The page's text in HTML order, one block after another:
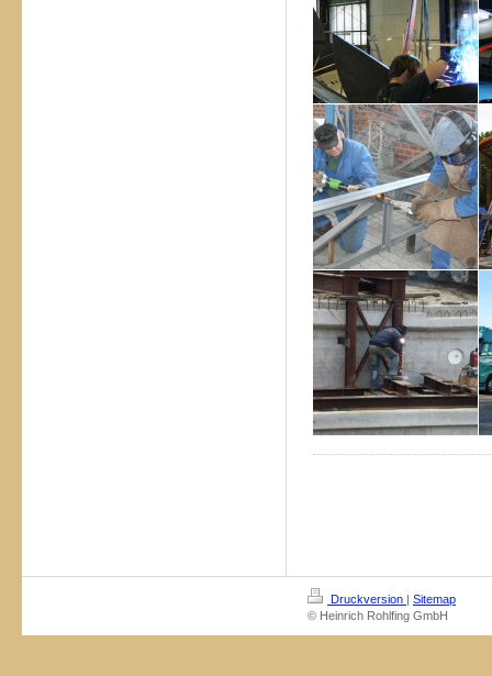
Druckversion | Sitemap
© Heinrich Rohlfing GmbH